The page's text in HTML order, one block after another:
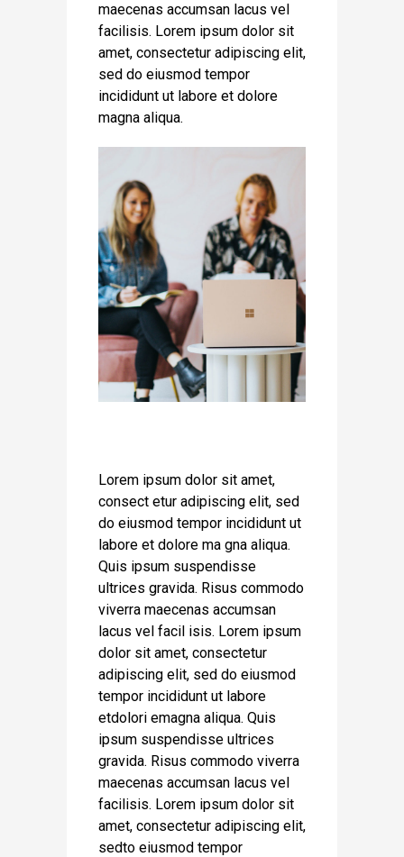
maecenas accumsan lacus vel
facilisis. Lorem ipsum dolor sit
amet, consectetur adipiscing elit,
sed do eiusmod tempor
incididunt ut labore et dolore
magna aliqua.
Lorem ipsum dolor sit amet,
consect etur adipiscing elit, sed
do eiusmod tempor incididunt ut
labore et dolore ma gna aliqua.
Quis ipsum suspendisse
ultrices gravida. Risus commodo
viverra maecenas accumsan
lacus vel facil isis. Lorem ipsum
dolor sit amet, consectetur
adipiscing elit, sed do eiusmod
tempor incididunt ut labore
etdolori emagna aliqua. Quis
ipsum suspendisse ultrices
gravida. Risus commodo viverra
maecenas accumsan lacus vel
facilisis. Lorem ipsum dolor sit
amet, consectetur adipiscing elit,
sedto eiusmod tempor